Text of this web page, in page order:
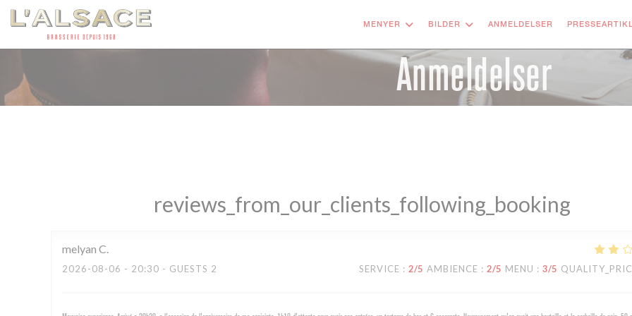
Panel for informasjonskapsler
MENYER BILDER ANMELDELSER
Anmeldelser
reviews_from_our_clients_following_booking
melyan C
2026-08-06 - 20:30 - GUESTS 2 SERVICE : 2/5 AMBIENCE : 2/5 MENU : 3/5